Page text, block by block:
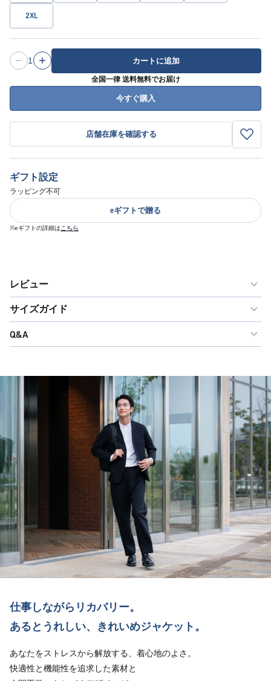
2XL
1 カートに追加
全国一律 送料無料でお届け
今すぐ購入
店舗在庫を確認する
ギフト設定
ラッピング不可
eギフトで贈る
※eギフトの詳細は こちら
レビュー
サイズガイド
Q&A
仕事しながらリカバリー。
あるとうれしい、きれいめジャケット。
あなたをストレスから解放する、着心地のよさ。
快適性と機能性を追求した素材と